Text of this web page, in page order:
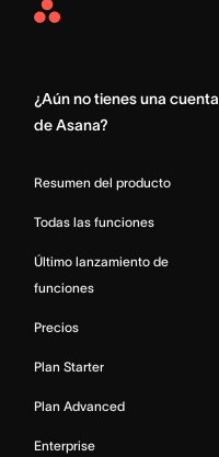
Asana
¿Aún no tienes una cuenta
de Asana?
Resumen del producto
Todas las funciones
Último lanzamiento de
funciones
Precios
Plan Starter
Plan Advanced
Enterprise